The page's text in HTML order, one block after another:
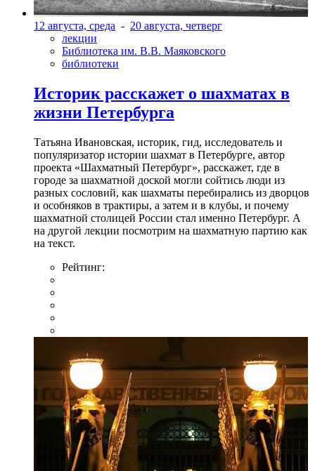
12 августа, среда - 20 августа, четверг
лекции
Библиотека им. В.В. Маяковского
библиотеки
Историк расскажет о шахматах в
жизни Петербурга
Татьяна Ивановская, историк, гид, исследователь и
популяризатор истории шахмат в Петербурге, автор
проекта «Шахматный Петербург», расскажет, где в
городе за шахматной доской могли сойтись люди из
разных сословий, как шахматы перебирались из дворцов
и особняков в трактиры, а затем и в клубы, и почему
шахматной столицей России стал именно Петербург. А
на другой лекции посмотрим на шахматную партию как
на текст.
Рейтинг: